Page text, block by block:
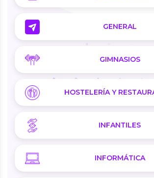
GENERAL
GIMNASIOS
HOSTELERÍA Y
INFANTILES
INFORMÁTICA